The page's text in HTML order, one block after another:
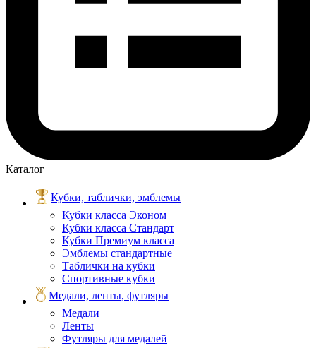
Каталог
Кубки, таблички, эмблемы
Кубки класса Эконом
Кубки класса Стандарт
Кубки Премиум класса
Эмблемы стандартные
Таблички на кубки
Спортивные кубки
Медали, ленты, футляры
Медали
Ленты
Футляры для медалей